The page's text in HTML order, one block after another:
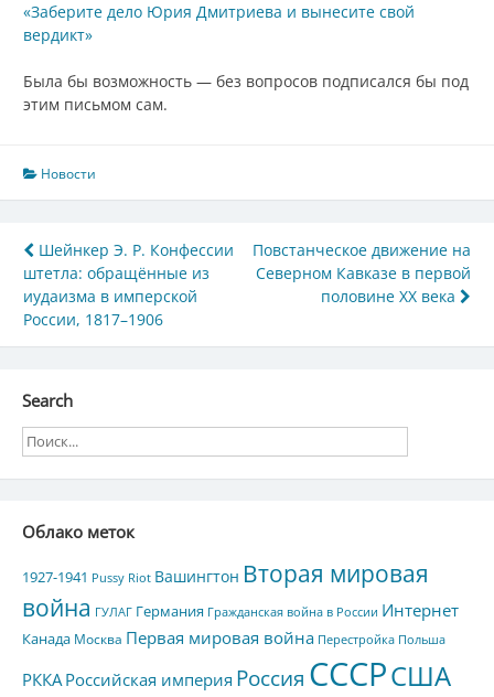
«Заберите дело Юрия Дмитриева и вынесите свой
вердикт»
Была бы возможность — без вопросов подписался бы под
этим письмом сам.
Новости
Навигация
по
записям
Шейнкер Э. Р. Конфессии
штетла: обращённые из
иудаизма в имперской
России, 1817–1906
Повстанческое движение на
Северном Кавказе в первой
половине XX века
Search
Облако меток
1927-1941 Pussy Riot Вашингтон Вторая мировая
война ГУЛАГ Германия Гражданская война в России Интернет
Канада Москва Первая мировая война Перестройка Польша
РККА Российская империя Россия СССРСША